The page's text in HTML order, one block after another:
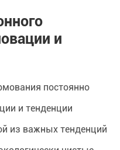
и
постоянно
и тенденции
из важных тенденций